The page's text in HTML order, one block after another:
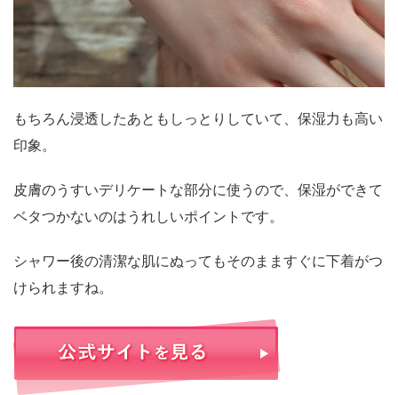
もちろん浸透したあともしっとりしていて、保湿力も高い
印象。
皮膚のうすいデリケートな部分に使うので、保湿ができて
ベタつかないのはうれしいポイントです。
シャワー後の清潔な肌にぬってもそのまますぐに下着がつ
けられますね。